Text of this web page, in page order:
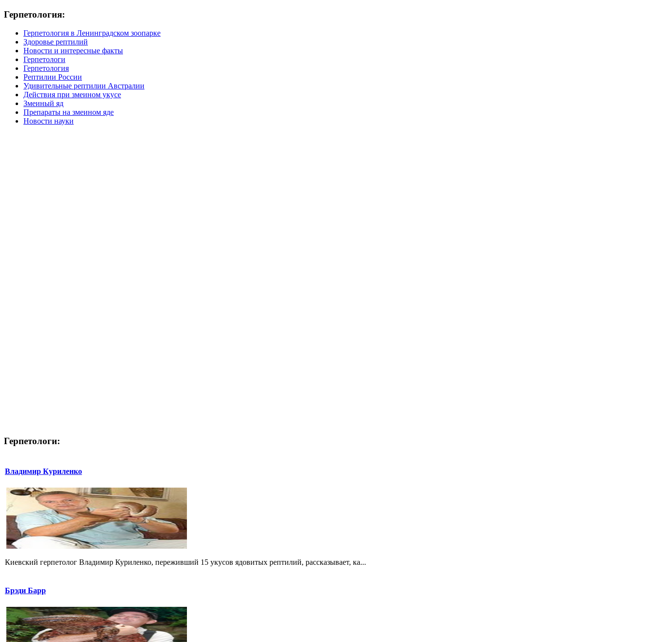
Герпетология:
Герпетология в Ленинградском зоопарке
Здоровье рептилий
Новости и интересные факты
Герпетологи
Герпетология
Рептилии России
Удивительные рептилии Австралии
Действия при змеином укусе
Змеиный яд
Препараты на змеином яде
Новости науки
Герпетологи:
Владимир Куриленко
Киевский герпетолог Владимир Куриленко, переживший 15 укусов ядовитых рептилий, рассказывает, ка...
Брэди Барр